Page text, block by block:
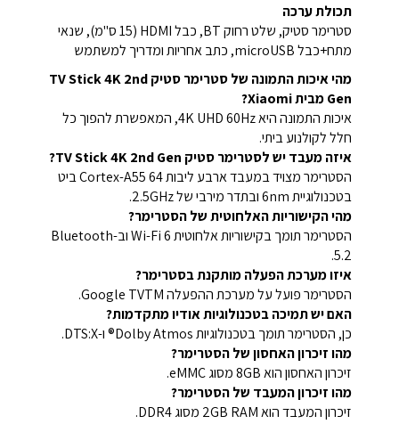
תכולת ערכה
סטרימר סטיק, שלט רחוק BT, כבל HDMI (15 ס"מ), שנאי
מתח+כבל microUSB, כתב אחריות ומדריך למשתמש
מהי איכות התמונה של סטרימר סטיק TV Stick 4K 2nd
Gen מבית Xiaomi?
איכות התמונה היא 4K UHD 60Hz, המאפשרת להפוך כל
חלל לקולנוע ביתי.
איזה מעבד יש לסטרימר סטיק TV Stick 4K 2nd Gen?
הסטרימר מצויד במעבד ארבע ליבות Cortex-A55 64 ביט
בטכנולוגיית 6nm ובתדר מירבי של 2.5GHz.
מהי הקישוריות האלחוטית של הסטרימר?
הסטרימר תומך בקישוריות אלחוטית Wi-Fi 6 וב-Bluetooth
5.2.
איזו מערכת הפעלה מותקנת בסטרימר?
הסטרימר פועל על מערכת ההפעלה Google TVTM.
האם יש תמיכה בטכנולוגיות אודיו מתקדמות?
כן, הסטרימר תומך בטכנולוגיות Dolby Atmos® ו-DTS:X.
מהו זיכרון האחסון של הסטרימר?
זיכרון האחסון הוא 8GB מסוג eMMC.
מהו זיכרון המעבד של הסטרימר?
זיכרון המעבד הוא 2GB RAM מסוג DDR4.